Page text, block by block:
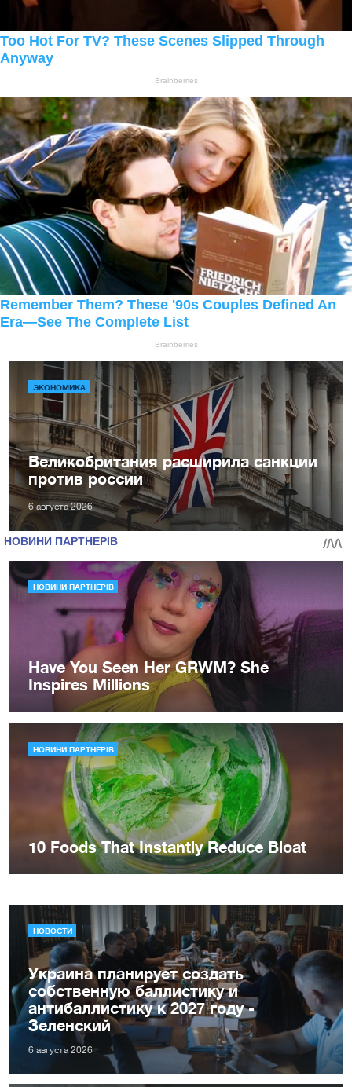
ЭКОНОМИКА
Великобритания расширила санкции
против россии
6 августа 2026
НОВОСТИ
Украина планирует создать
собственную баллистику и
антибаллистику к 2027 году -
Зеленский
6 августа 2026